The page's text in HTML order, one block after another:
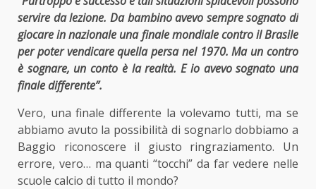
servire da lezione. Da bambino avevo sempre sognato di
giocare in nazionale una finale mondiale contro il Brasile
per poter vendicare quella persa nel 1970. Ma un contro
è sognare, un conto è la realtà. E io avevo sognato una
finale differente”.
Vero, una finale differente la volevamo tutti, ma se
abbiamo avuto la possibilità di sognarlo dobbiamo a
Baggio riconoscere il giusto ringraziamento. Un
errore, vero… ma quanti “tocchi” da far vedere nelle
scuole calcio di tutto il mondo?